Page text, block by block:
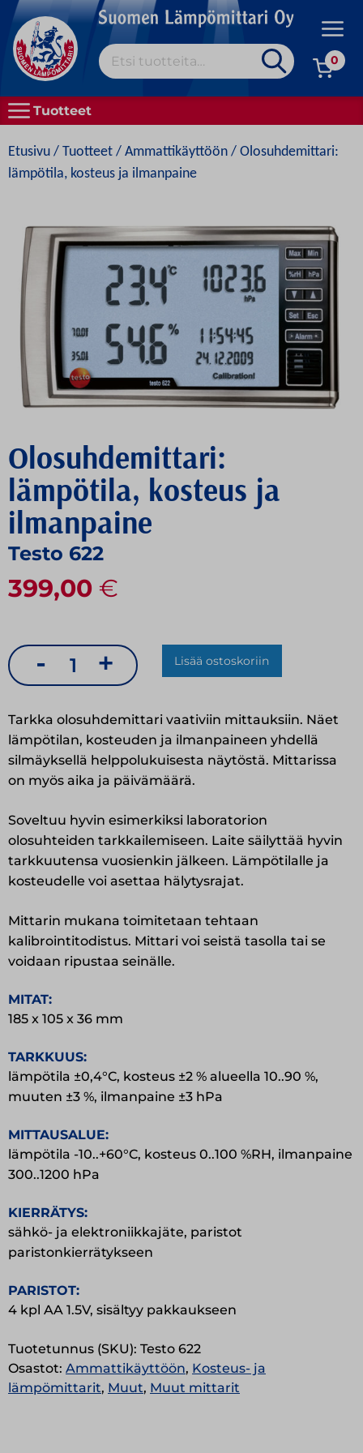
content
Etsi:
OSTAMINEN
YHTEYSTIEDOT
0
Tuotteet
Etusivu / Tuotteet / Ammattikäyttöön / Olosuhdemittari:
lämpötila, kosteus ja ilmanpaine
Olosuhdemittari:
lämpötila, kosteus ja
ilmanpaine
Testo 622
399,00 €
-
Olosuhdemittari:
kosteus
ja
ilmanpaine
määrä
+ Lisää ostoskoriin
Tarkka olosuhdemittari vaativiin mittauksiin. Näet
lämpötilan, kosteuden ja ilmanpaineen yhdellä
silmäyksellä helppolukuisesta näytöstä. Mittarissa
on myös aika ja päivämäärä.
Soveltuu hyvin esimerkiksi laboratorion
olosuhteiden tarkkailemiseen. Laite säilyttää hyvin
tarkkuutensa vuosienkin jälkeen. Lämpötilalle ja
kosteudelle voi asettaa hälytysrajat.
Mittarin mukana toimitetaan tehtaan
kalibrointitodistus. Mittari voi seistä tasolla tai se
voidaan ripustaa seinälle.
MITAT:
185 x 105 x 36 mm
TARKKUUS:
lämpötila ±0,4°C, kosteus ±2 % alueella 10..90 %,
muuten ±3 %, ilmanpaine ±3 hPa
MITTAUSALUE:
lämpötila -10..+60°C, kosteus 0..100 %RH, ilmanpaine
300..1200 hPa
KIERRÄTYS:
sähkö- ja elektroniikkajäte, paristot
paristonkierrätykseen
PARISTOT:
4 kpl AA 1.5V, sisältyy pakkaukseen
Tuotetunnus (SKU): Testo 622
Osastot: Ammattikäyttöön, Kosteus- ja
lämpömittarit, Muut, Muut mittarit